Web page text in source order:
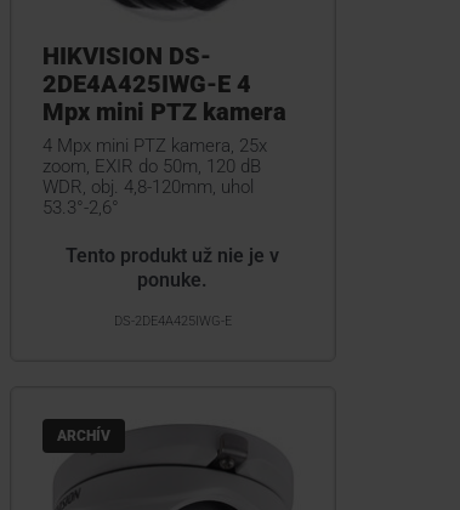
HIKVISION DS-
2DE4A425IWG-E 4
Mpx mini PTZ kamera
4 Mpx mini PTZ kamera, 25x
zoom, EXIR do 50m, 120 dB
WDR, obj. 4,8-120mm, uhol
53.3°-2,6°
Tento produkt už nie je v
ponuke.
DS-2DE4A425IWG-E
ARCHÍV